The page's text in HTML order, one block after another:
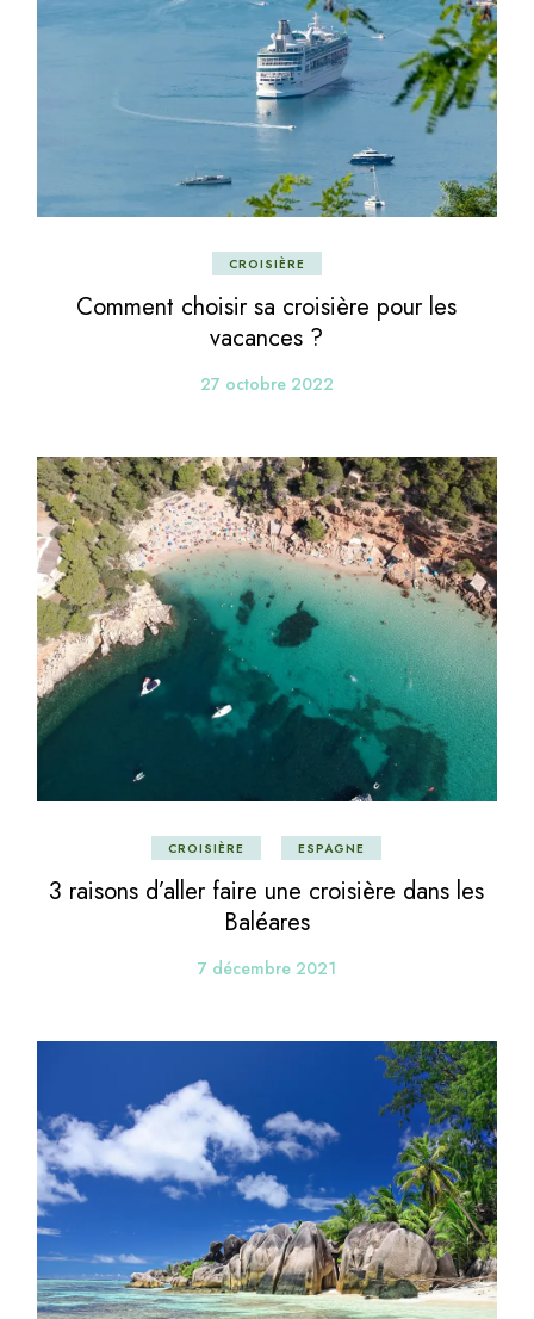
CROISIÈRE
Comment choisir sa croisière pour les
vacances ?
27 octobre 2022
CROISIÈRE ESPAGNE
3 raisons d’aller faire une croisière dans les
Baléares
7 décembre 2021